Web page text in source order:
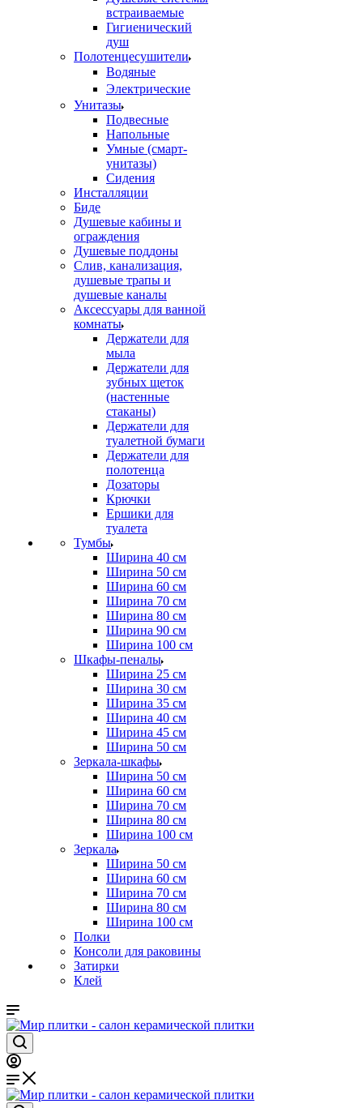
встраиваемые
Гигиенический
душ
Полотенцесушители
ㅤВодяные
ㅤЭлектрические
Унитазы
Подвесные
Напольные
Умные (смарт-
унитазы)
Сидения
Инсталляции
Биде
Душевые кабины и
ограждения
Душевые поддоны
Слив, канализация,
душевые трапы и
душевые каналы
Аксессуары для ванной
комнаты
Держатели для
мыла
Держатели для
зубных щеток
(настенные
стаканы)
Держатели для
туалетной бумаги
Держатели для
полотенца
Дозаторы
Крючки
Ершики для
туалета
Тумбы
Ширина 40 см
Ширина 50 см
Ширина 60 см
Ширина 70 см
Ширина 80 см
Ширина 90 см
Ширина 100 см
Шкафы-пеналы
Ширина 25 см
Ширина 30 см
Ширина 35 см
Ширина 40 см
Ширина 45 см
Ширина 50 см
Зеркала-шкафы
Ширина 50 см
Ширина 60 см
Ширина 70 см
Ширина 80 см
Ширина 100 см
Зеркала
Ширина 50 см
Ширина 60 см
Ширина 70 см
Ширина 80 см
Ширина 100 см
Полки
Консоли для раковины
Затирки
Клей